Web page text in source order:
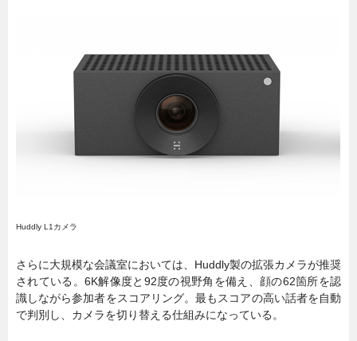
Huddly L1カメラ
さらに大規模な会議室においては、Huddly製の拡張カメラが推奨
されている。6K解像度と92度の視野角を備え、顔の62箇所を認
識しながら参加者をスコアリング。最もスコアの高い話者を自動
で判別し、カメラを切り替える仕組みになっている。